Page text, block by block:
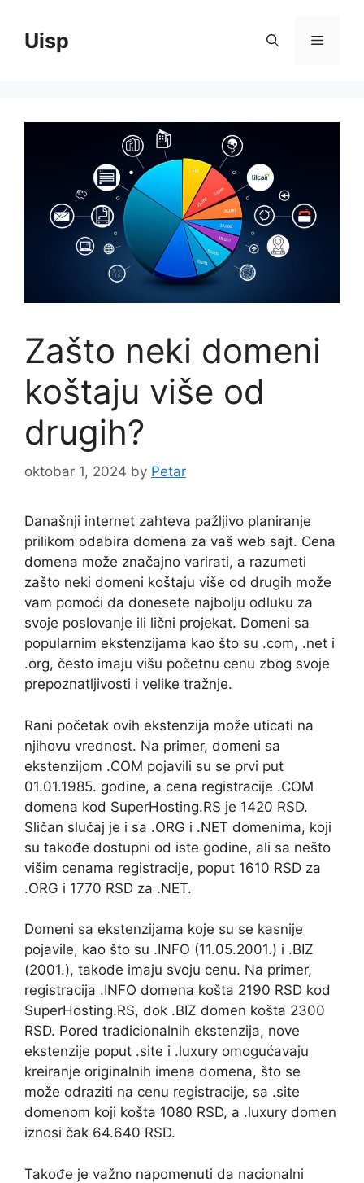
content
Uisp Menu
Zašto neki domeni
koštaju više od
drugih?
oktobar 1, 2024 by Petar
Današnji internet zahteva pažljivo planiranje
prilikom odabira domena za vaš web sajt. Cena
domena može značajno varirati, a razumeti
zašto neki domeni koštaju više od drugih može
vam pomoći da donesete najbolju odluku za
svoje poslovanje ili lični projekat. Domeni sa
popularnim ekstenzijama kao što su .com, .net i
.org, često imaju višu početnu cenu zbog svoje
prepoznatljivosti i velike tražnje.
Rani početak ovih ekstenzija može uticati na
njihovu vrednost. Na primer, domeni sa
ekstenzijom .COM pojavili su se prvi put
01.01.1985. godine, a cena registracije .COM
domena kod SuperHosting.RS je 1420 RSD.
Sličan slučaj je i sa .ORG i .NET domenima, koji
su takođe dostupni od iste godine, ali sa nešto
višim cenama registracije, poput 1610 RSD za
.ORG i 1770 RSD za .NET.
Domeni sa ekstenzijama koje su se kasnije
pojavile, kao što su .INFO (11.05.2001.) i .BIZ
(2001.), takođe imaju svoju cenu. Na primer,
registracija .INFO domena košta 2190 RSD kod
SuperHosting.RS, dok .BIZ domen košta 2300
RSD. Pored tradicionalnih ekstenzija, nove
ekstenzije poput .site i .luxury omogućavaju
kreiranje originalnih imena domena, što se
može odraziti na cenu registracije, sa .site
domenom koji košta 1080 RSD, a .luxury domen
iznosi čak 64.640 RSD.
Takođe je važno napomenuti da nacionalni